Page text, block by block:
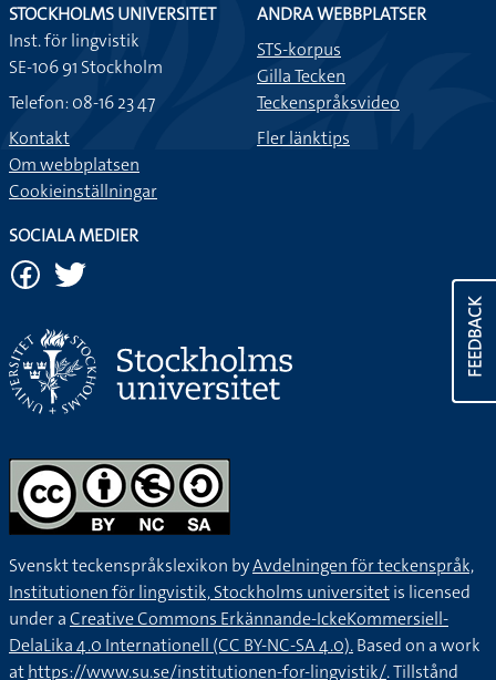
FEEDBACK
STOCKHOLMS UNIVERSITET
Inst. för lingvistik
SE-106 91 Stockholm
Telefon: 08-16 23 47
Kontakt
Om webbplatsen
Cookieinställningar
ANDRA WEBBPLATSER
STS-korpus
Gilla Tecken
Teckenspråksvideo
Fler länktips
SOCIALA MEDIER
Svenskt teckenspråkslexikon byAvdelningen för teckenspråk,
Institutionen för lingvistik, Stockholms universitetis licensed
under aCreative Commons Erkännande-IckeKommersiell-
DelaLika 4.0 Internationell (CC BY-NC-SA 4.0).Based on a work
athttps://www.su.se/institutionen-for-lingvistik/. Tillstånd